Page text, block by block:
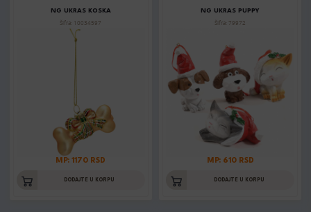
NG UKRAS KOSKA
Šifra: 10034597
MP: 1170 RSD
DODAJTE U KORPU
NG UKRAS PUPPY
Šifra: 79972
MP: 610 RSD
DODAJTE U KORPU